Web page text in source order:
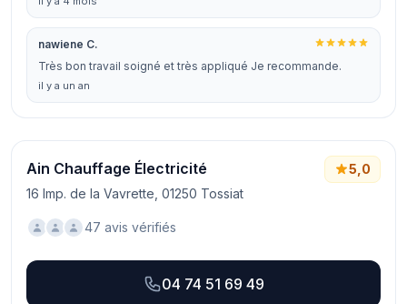
nawiene C.
Très bon travail soigné et très appliqué Je recommande.
il y a un an
Ain Chauffage Électricité
16 Imp. de la Vavrette, 01250 Tossiat
5,0
47 avis vérifiés
04 74 51 69 49